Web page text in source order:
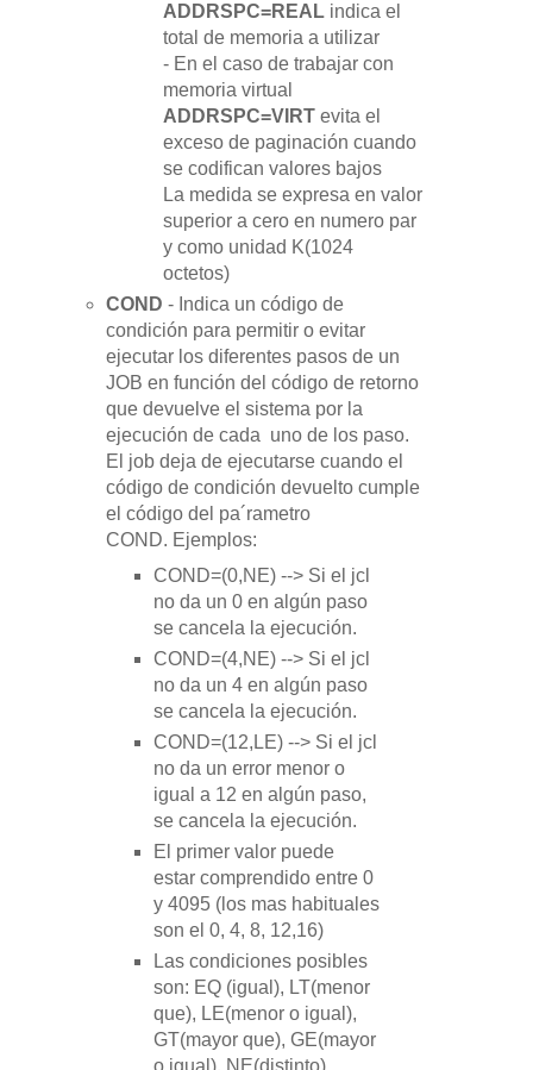
ADDRSPC=REAL indica el
total de memoria a utilizar
- En el caso de trabajar con
memoria virtual
ADDRSPC=VIRTevita el
exceso de paginación cuando
se codifican valores bajos
La medida se expresa en valor
superior a cero en numero par
y como unidad K(1024
octetos)
COND- Indica un código de
condición para permitir o evitar
ejecutar los diferentes pasos de un
JOB en función del código de retorno
que devuelve el sistema por la
ejecución de cada uno de los paso.
El job deja de ejecutarse cuando el
código de condición devuelto cumple
el código del pa´rametro
COND. Ejemplos:
COND=(0,NE) --> Si el jcl
no da un 0 en algún paso
se cancela la ejecución.
COND=(4,NE) --> Si el jcl
no da un 4 en algún paso
se cancela la ejecución.
COND=(12,LE) --> Si el jcl
no da un error menor o
igual a 12 en algún paso,
se cancela la ejecución.
El primer valor puede
estar comprendido entre 0
y 4095 (los mas habituales
son el 0, 4, 8, 12,16)
Las condiciones posibles
son: EQ (igual), LT(menor
que), LE(menor o igual),
GT(mayor que), GE(mayor
o igual), NE(distinto)